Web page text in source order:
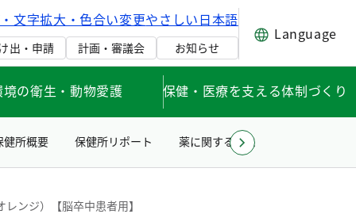
文字拡大・色合い変更やさしい日本語
出・申請 計画・審議会 お知らせ
Language
境の衛生・動物愛護 保健・医療を支える体制づくり
健所概要 保健所リポート 薬に関すること
ンジ）【脳卒中患者用】